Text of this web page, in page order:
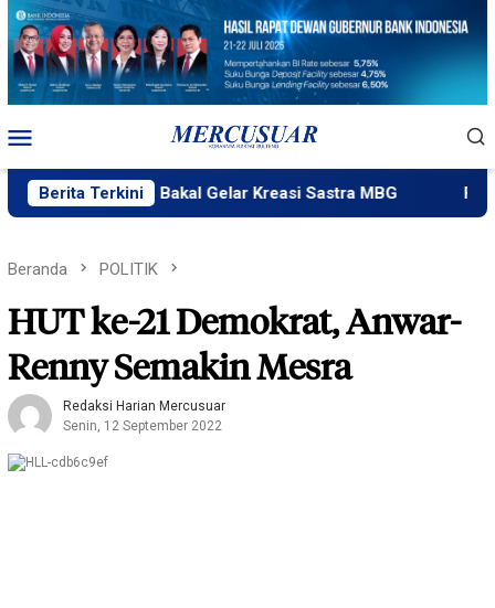
Loncat
konten
Mobile
Berita Terkini
Ngataku Bakal Gelar Kreasi Sastra MBG Fatek
Beranda POLITIK
HUT ke-21 Demokrat, Anwar-
Renny Semakin Mesra
Redaksi Harian Mercusuar
Senin, 12 September 2022